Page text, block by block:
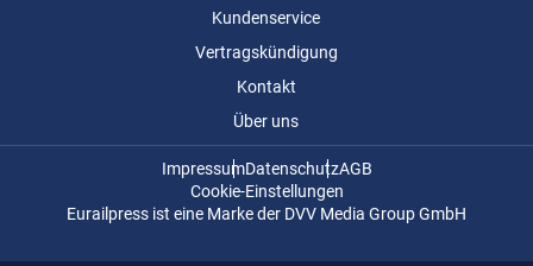
Kundenservice
Vertragskündigung
Kontakt
Über uns
ImpressumDatenschutzAGB
Cookie-Einstellungen
Eurailpress ist eine Marke der DVV Media Group GmbH